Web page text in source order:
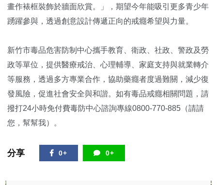
畫作裱框裝飾於牆面欣賞。」，期望今年能吸引更多青少年
踴躍參與，透過創意設計傳遞正向的戒癮希望與力量。
新竹市毒品危害防制中心攜手教育、衛政、社政、警政及勞
政等單位，提供醫療戒治、心理輔導、家庭支持與就業轉介
等服務，透過多方專業合作，協助藥癮者度過難關，減少復
發風險，促進社會安全與和諧。如有毒品戒癮相關問題，請
撥打24小時免付費毒防中心諮詢專線0800-770-885（請請
您，幫幫我）。
分享 0+ 0+